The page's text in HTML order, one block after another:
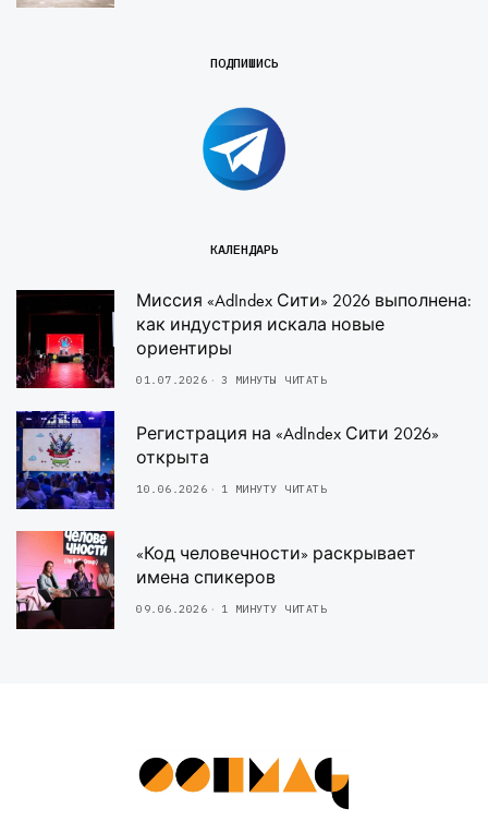
ПОДПИШИСЬ
КАЛЕНДАРЬ
Миссия «AdIndex Сити» 2026 выполнена:
как индустрия искала новые
ориентиры
01.07.2026 3 МИНУТЫ ЧИТАТЬ
Регистрация на «AdIndex Сити 2026»
открыта
10.06.2026 1 МИНУТУ ЧИТАТЬ
«Код человечности» раскрывает
имена спикеров
09.06.2026 1 МИНУТУ ЧИТАТЬ